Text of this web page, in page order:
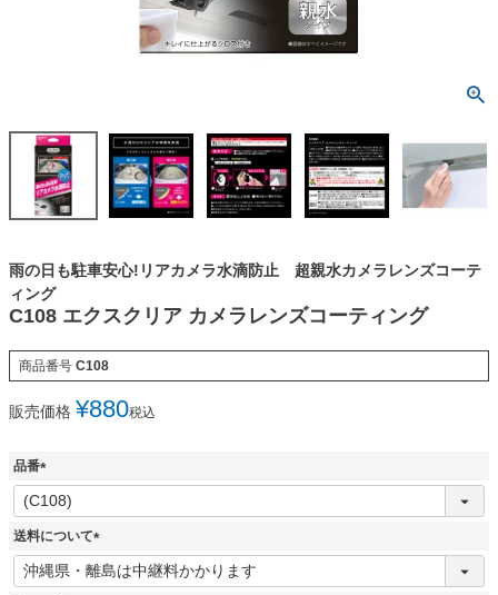
雨の日も駐車安心!リアカメラ水滴防止 超親水カメラレンズコーテ
ィング
C108 エクスクリア カメラレンズコーティング
商品番号 C108
販売価格 ¥880税込
品番
(
必
須
送料について
(
必